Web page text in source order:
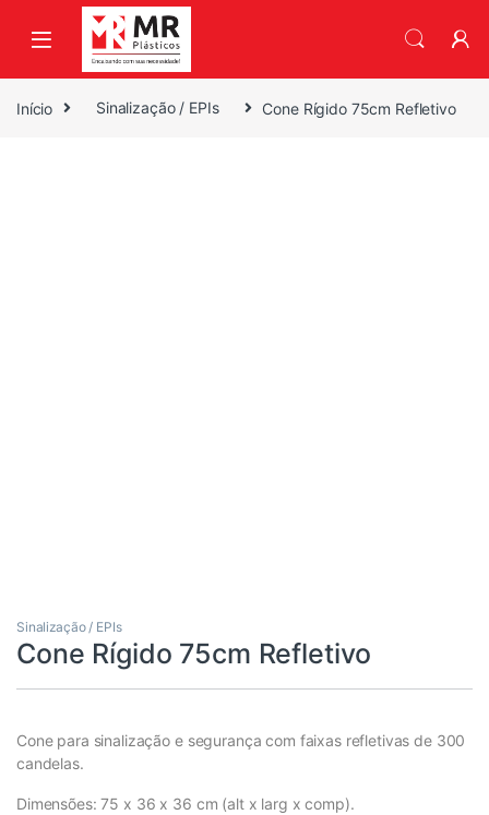
Skip to navigation
Skip to content
Início Sinalização / EPIs Cone Rígido 75cm Refletivo
Sinalização / EPIs
Cone Rígido 75cm Refletivo
Cone para sinalização e segurança com faixas refletivas de 300
candelas.
Dimensões: 75 x 36 x 36 cm (alt x larg x comp).